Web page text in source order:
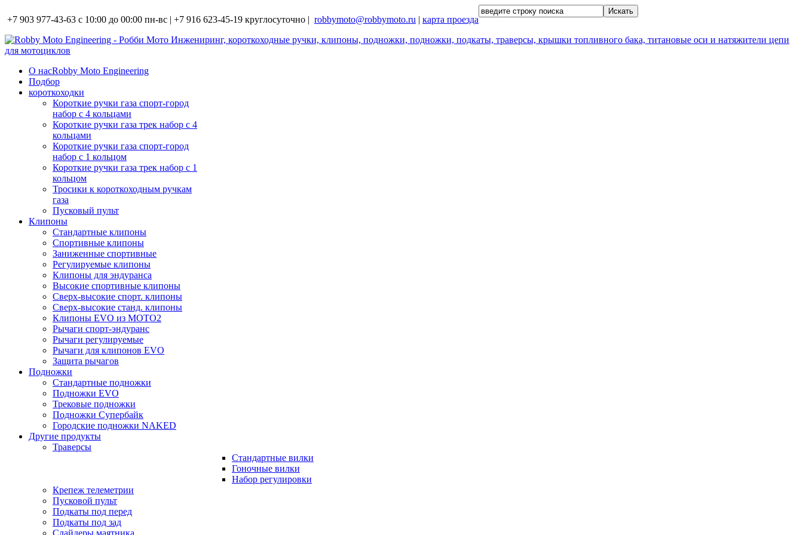
+7 903 977-43-63 с 10:00 до 00:00 пн-вс | +7 916 623-45-19 круглосуточно | robbymoto@robbymoto.ru | карта проезда
О насRobby Moto Engineering
Подбор
короткоходки
Короткие ручки газа спорт-город
набор с 4 кольцами
Короткие ручки газа трек набор с 4
кольцами
Короткие ручки газа спорт-город
набор с 1 кольцом
Короткие ручки газа трек набор с 1
кольцом
Тросики к короткоходным ручкам
газа
Пусковый пульт
Клипоны
Стандартные клипоны
Спортивные клипоны
Заниженные спортивные
Регулируемые клипоны
Клипоны для эндуранса
Высокие спортивные клипоны
Сверх-высокие спорт. клипоны
Сверх-высокие станд. клипоны
Клипоны EVO из MOTO2
Рычаги спорт-эндуранс
Рычаги регулируемые
Рычаги для клипонов EVO
Защита рычагов
Подножки
Стандартные подножки
Подножки EVO
Трековые подножки
Подножки Супербайк
Городские подножки NAKED
Другие продукты
Траверсы
Стандартные вилки
Гоночные вилки
Набор регулировки
Крепеж телеметрии
Пусковой пульт
Подкаты под перед
Подкаты под зад
Слайдеры маятника